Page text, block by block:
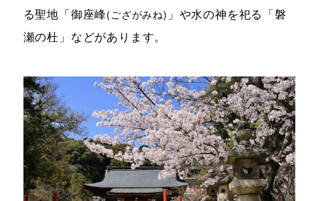
る聖地「御座峰(ござがみね) 」や水の神を祀る「磐
瀬の杜」などがあります。